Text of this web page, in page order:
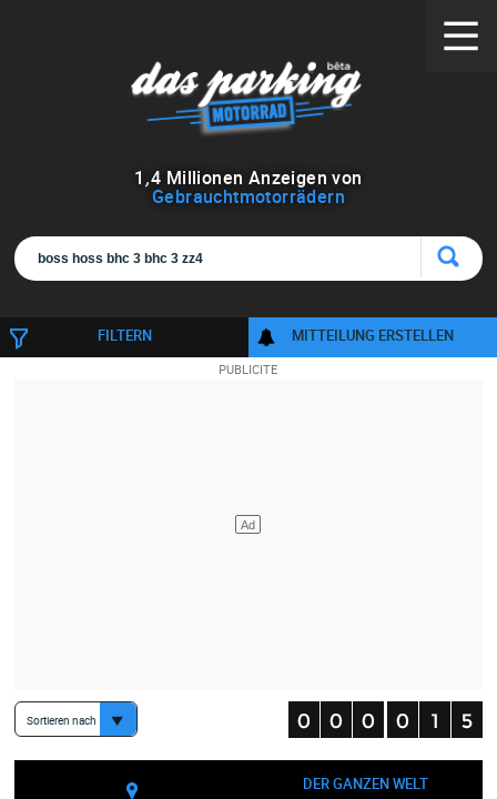
1 ,4 Millionen Anzeigen von
Gebrauchtmotorrädern
FILTERN MITTEILUNG ERSTELLEN
Sortieren nach
DER GANZEN WELT